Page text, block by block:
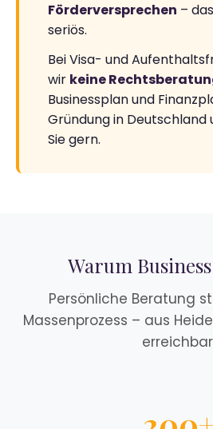
Förderversprechen –
seriös.
Bei Visa- und
wir keine
Businessplan und
Gründung in
Sie gern.
Warum
Persönliche Beratung
Massenprozess – aus